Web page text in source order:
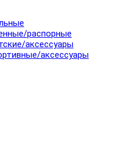
распорные
аксессуары
аксессуары